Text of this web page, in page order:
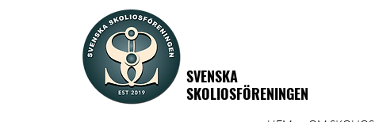
SVENSKA
SKOLIOSFÖRENINGEN